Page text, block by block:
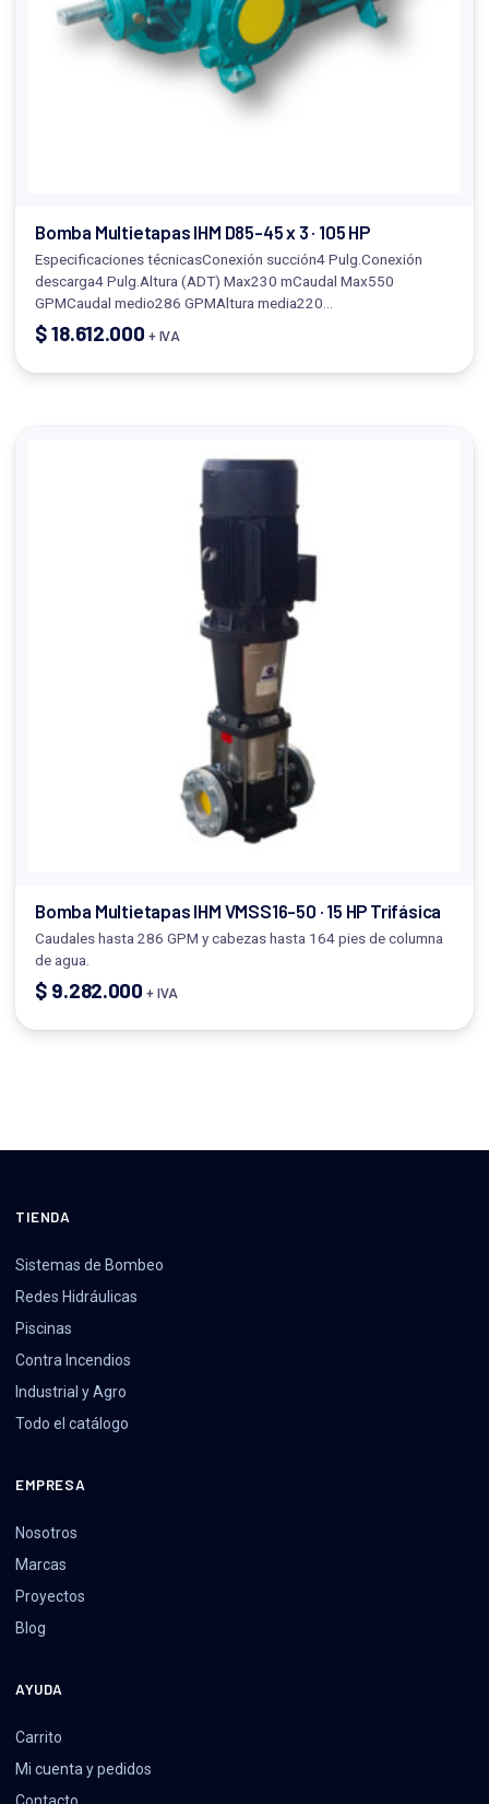
Bomba Multietapas IHM D85-45 x 3 · 105 HP
Especificaciones técnicasConexión succión4 Pulg.Conexión
descarga4 Pulg.Altura (ADT) Max230 mCaudal Max550
GPMCaudal medio286 GPMAltura media220…
$18.612.000 + IVA
Bomba Multietapas IHM VMSS16-50 · 15 HP Trifásica
Caudales hasta 286 GPM y cabezas hasta 164 pies de columna
de agua.
$ 9.282.000 + IVA
TIENDA
Sistemas de Bombeo
Redes Hidráulicas
Piscinas
Contra Incendios
Industrial y Agro
Todo el catálogo
EMPRESA
Nosotros
Marcas
Proyectos
Blog
AYUDA
Carrito
Mi cuenta y pedidos